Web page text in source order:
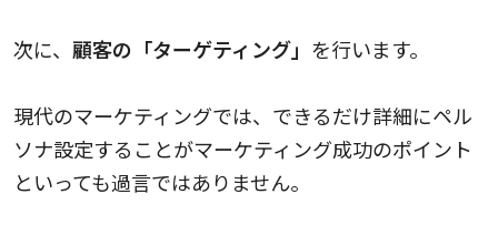
次に、 顧客の「ターゲティング」 を行います。
現代のマーケティングでは、できるだけ詳細にペル
ソナ設定することがマーケティング成功のポイント
といっても過言ではありません。